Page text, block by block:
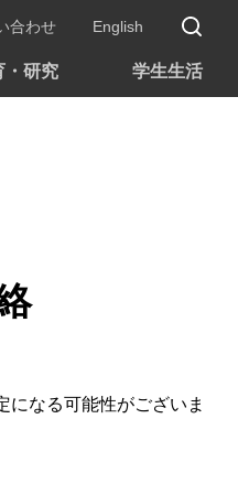
・研究 学生生活
合わせ English
なる可能性がございま